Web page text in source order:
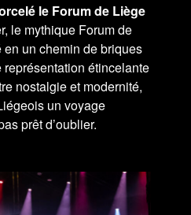
le Forum de Liège
le mythique Forum de
en un chemin de briques
représentation étincelante
nostalgie et modernité,
un voyage
prêt d’oublier.